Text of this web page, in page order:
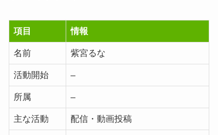
項目 情報
名前 紫宮るな
活動開始 –
所属 –
主な活動 配信・動画投稿